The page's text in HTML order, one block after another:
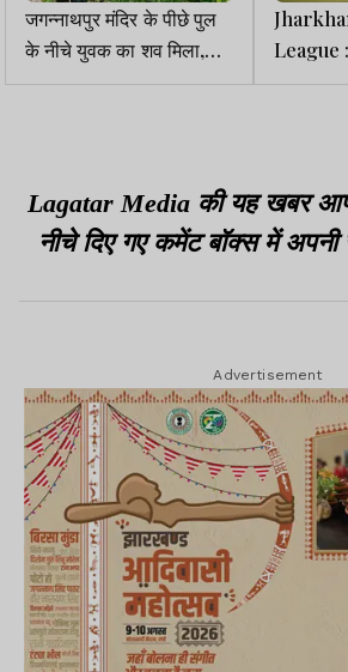
जगन्नाथपुर मंदिर के पीछे पुल
के नीचे युवक का शव मिला,
इलाके में सनसनी फैली
League
Lagatar Media की यह खबर
नीचे दिए गए कमेंट बॉक्स में अपनी
Advertisement